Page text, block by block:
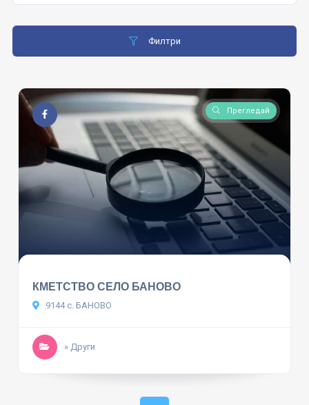
Филтри
Прегледай
КМЕТСТВО СЕЛО БАНОВО
9144 с. БАНОВО
» Други